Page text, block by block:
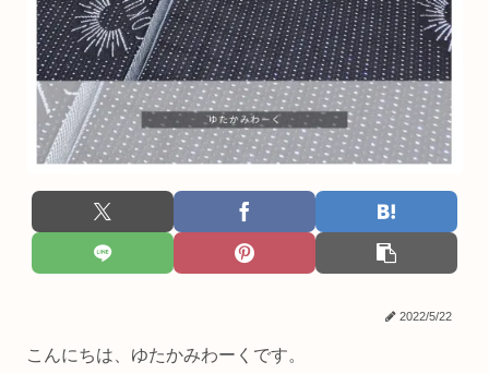
2022/5/22
こんにちは、ゆたかみわーくです。